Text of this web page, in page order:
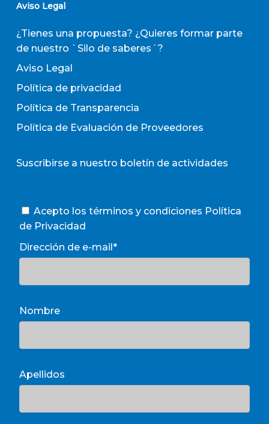
Aviso Legal
¿Tienes una propuesta? ¿Quieres formar parte
de nuestro `Silo de saberes´?
Aviso Legal
Política de privacidad
Política de Transparencia
Política de Evaluación de Proveedores
Suscribirse a nuestro boletín de actividades
Acepto los términos y condiciones Política
de Privacidad
Dirección de e-mail*
Nombre
Apellidos